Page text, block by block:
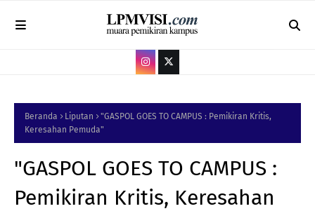
Beranda Liputan
"GASPOL GOES TO CAMPUS : Pemikiran Kritis,
Keresahan Pemuda"
"GASPOL GOES TO CAMPUS :
Pemikiran Kritis, Keresahan